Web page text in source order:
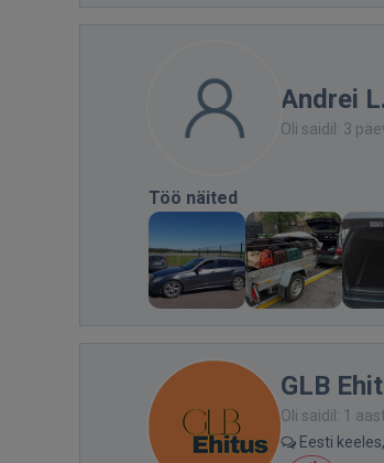
Andrei
Oli saidil: 3
Töö näited
GLB
Oli saidil: 1
Eesti